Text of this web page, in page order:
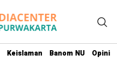
Keislaman Banom NU Opini